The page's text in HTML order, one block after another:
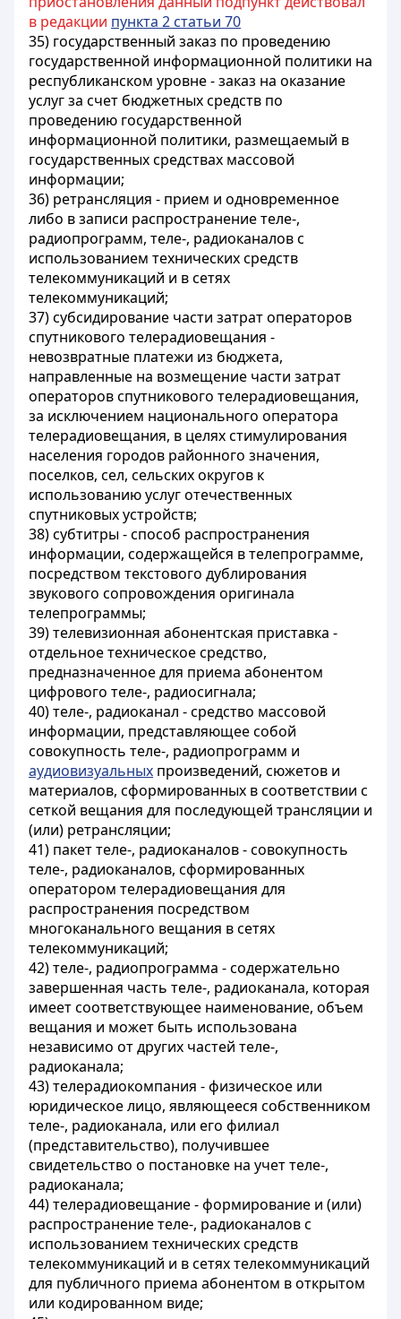
в редакции пункта 2 статьи 70
35) государственный заказ по проведению
государственной информационной политики на
республиканском уровне - заказ на оказание
услуг за счет бюджетных средств по
проведению государственной
информационной политики, размещаемый в
государственных средствах массовой
информации;
36) ретрансляция - прием и одновременное
либо в записи распространение теле-,
радиопрограмм, теле-, радиоканалов с
использованием технических средств
телекоммуникаций и в сетях
телекоммуникаций;
37) субсидирование части затрат операторов
спутникового телерадиовещания -
невозвратные платежи из бюджета,
направленные на возмещение части затрат
операторов спутникового телерадиовещания,
за исключением национального оператора
телерадиовещания, в целях стимулирования
населения городов районного значения,
поселков, сел, сельских округов к
использованию услуг отечественных
спутниковых устройств;
38) субтитры - способ распространения
информации, содержащейся в телепрограмме,
посредством текстового дублирования
звукового сопровождения оригинала
телепрограммы;
39) телевизионная абонентская приставка -
отдельное техническое средство,
предназначенное для приема абонентом
цифрового теле-, радиосигнала;
40) теле-, радиоканал - средство массовой
информации, представляющее собой
совокупность теле-, радиопрограмм и
аудиовизуальных произведений, сюжетов и
материалов, сформированных в соответствии с
сеткой вещания для последующей трансляции и
(или) ретрансляции;
41) пакет теле-, радиоканалов - совокупность
теле-, радиоканалов, сформированных
оператором телерадиовещания для
распространения посредством
многоканального вещания в сетях
телекоммуникаций;
42) теле-, радиопрограмма - содержательно
завершенная часть теле-, радиоканала, которая
имеет соответствующее наименование, объем
вещания и может быть использована
независимо от других частей теле-,
радиоканала;
43) телерадиокомпания - физическое или
юридическое лицо, являющееся собственником
теле-, радиоканала, или его филиал
(представительство), получившее
свидетельство о постановке на учет теле-,
радиоканала;
44) телерадиовещание - формирование и (или)
распространение теле-, радиоканалов с
использованием технических средств
телекоммуникаций и в сетях телекоммуникаций
для публичного приема абонентом в открытом
или кодированном виде;